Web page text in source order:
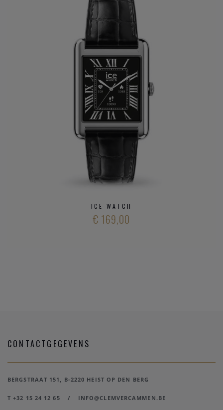
ICE-WATCH
€ 169,00
CONTACTGEGEVENS
BERGSTRAAT 151, B-2220 HEIST OP DEN BERG
T +32 15 24 12 65 /
INFO@CLEMVERCAMMEN.BE